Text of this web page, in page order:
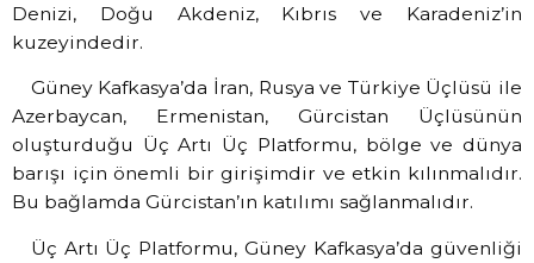
Denizi, Doğu Akdeniz, Kıbrıs ve Karadeniz’in
kuzeyindedir.
Güney Kafkasya’da İran, Rusya ve Türkiye Üçlüsü ile
Azerbaycan, Ermenistan, Gürcistan Üçlüsünün
oluşturduğu Üç Artı Üç Platformu, bölge ve dünya
barışı için önemli bir girişimdir ve etkin kılınmalıdır.
Bu bağlamda Gürcistan’ın katılımı sağlanmalıdır.
Üç Artı Üç Platformu, Güney Kafkasya’da güvenliği